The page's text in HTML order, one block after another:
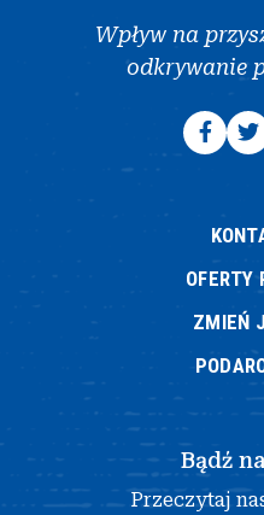
Wpływ na
odkrywanie
OFERTY
ZMIEŃ
Bądź
Przeczytaj